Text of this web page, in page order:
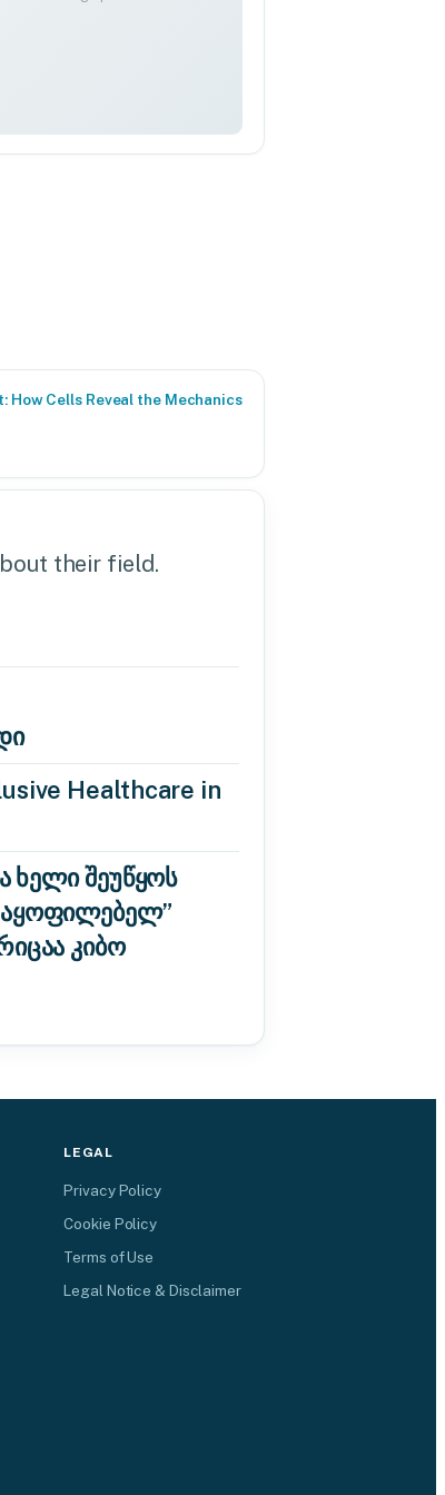
How Cells Reveal the Mechanics
their field.
Healthcare in
ხელი შეუწყოს
კიბო
LEGAL
Privacy Policy
Cookie Policy
Terms of Use
Legal Notice & Disclaimer